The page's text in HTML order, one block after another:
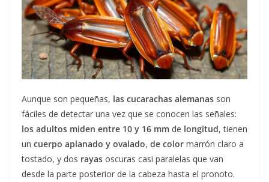
Aunque son pequeñas, las cucarachas alemanas son
fáciles de detectar una vez que se conocen las señales:
los adultos miden entre 10 y 16 mm de longitud, tienen
un cuerpo aplanado y ovalado, de color marrón claro a
tostado, y dos rayas oscuras casi paralelas que van
desde la parte posterior de la cabeza hasta el pronoto.